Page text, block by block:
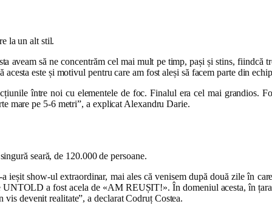
la un alt stil.
aveam să ne concentrăm cel mai mult pe timp, pași și stins,
este și motivul pentru care am fost aleși să facem parte din
între noi cu elementele de foc. Finalul era cel mai grandios.
mare pe 5-6 metri”, a explicat Alexandru Darie.
seară, de 120.000 de persoane.
ieșit show-ul extraordinar, mai ales că venisem după două zile în
a fost acela de «AM REUȘIT!». În domeniul acesta, în
devenit realitate”, a declarat Codruț Costea.